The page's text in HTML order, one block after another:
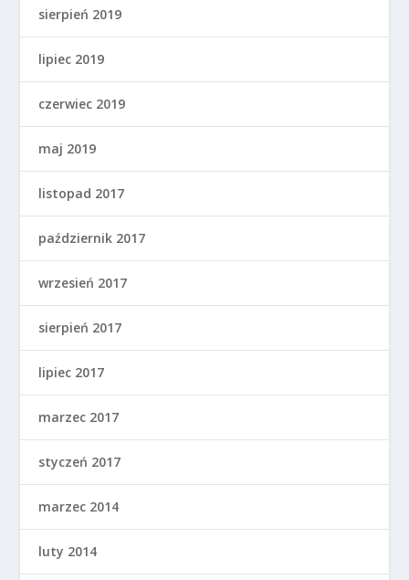
sierpień 2019
lipiec 2019
czerwiec 2019
maj 2019
listopad 2017
październik 2017
wrzesień 2017
sierpień 2017
lipiec 2017
marzec 2017
styczeń 2017
marzec 2014
luty 2014